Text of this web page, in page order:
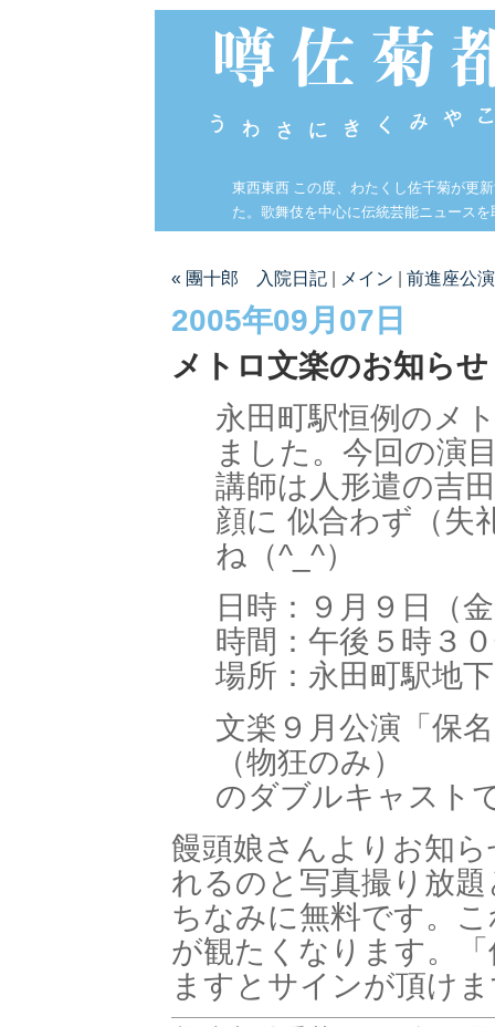
東西東西 この度、わたくし佐千菊が更
た。歌舞伎を中心に伝統芸能ニュース
« 團十郎 入院日記 メイン 前進座公
2005年09月07日
メトロ文楽のお知らせ
永田町駅恒例のメ
ました。今回の演
講師は人形遣の吉
顔に 似合わず（失
ね（^_^）
日時：９月９日（
時間：午後５時３
場所：永田町駅地
文楽９月公演「保
（物狂のみ）
のダブルキャスト
饅頭娘さんよりお知
れるのと写真撮り放
ちなみに無料です。
が観たくなります。
ますとサインが頂け